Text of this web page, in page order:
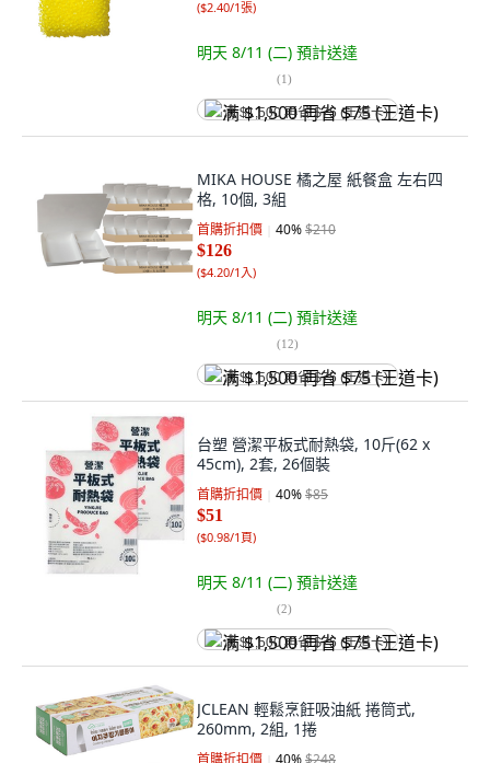
($2.40/1張)
明天 8/11 (二) 預計送達
(1)
满 $1,500 再省 $75 (王道卡)
MIKA HOUSE 橘之屋 紙餐盒 左右四
格, 10個, 3組
首購折扣價 40%$210
$126
($4.20/1入)
明天 8/11 (二) 預計送達
(12)
满 $1,500 再省 $75 (王道卡)
台塑 營潔平板式耐熱袋, 10斤(62 x
45cm), 2套, 26個裝
首購折扣價 40%$85
$51
($0.98/1頁)
明天 8/11 (二) 預計送達
(2)
满 $1,500 再省 $75 (王道卡)
JCLEAN 輕鬆烹飪吸油紙 捲筒式,
260mm, 2組, 1捲
首購折扣價 40%$248